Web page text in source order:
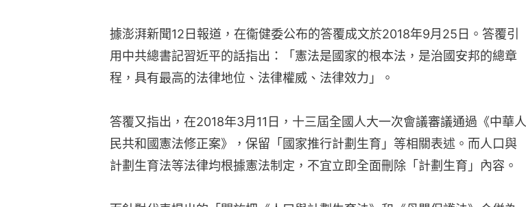
據澎湃新聞12日報道，在衞健委公布的答覆成文於2018年9月25日。答覆引
用中共總書記習近平的話指出：「憲法是國家的根本法，是治國安邦的總章
程，具有最高的法律地位、法律權威、法律效力」。
答覆又指出，在2018年3月11日，十三屆全國人大一次會議審議通過《中華人
民共和國憲法修正案》，保留「國家推行計劃生育」等相關表述。而人口與
計劃生育法等法律均根據憲法制定，不宜立即全面刪除「計劃生育」內容。